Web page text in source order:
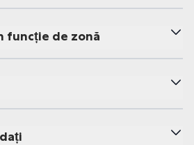
funcție de zonă